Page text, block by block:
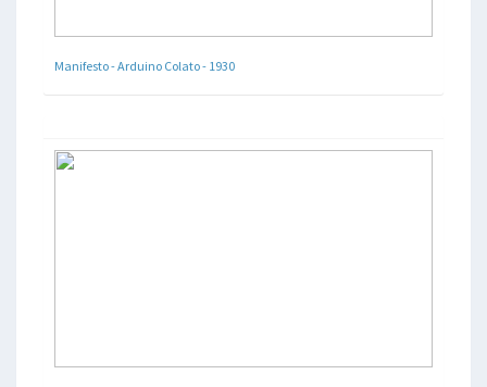
Manifesto - Arduino Colato - 1930